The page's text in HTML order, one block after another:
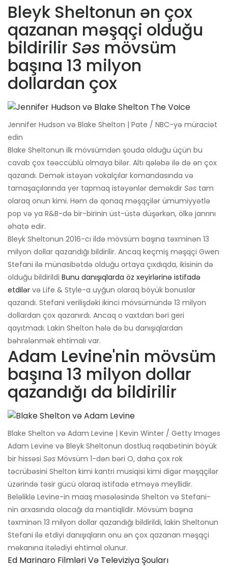
Bleyk Sheltonun ən çox
qazanan məşqçi olduğu
bildirilir Səs mövsüm
başına 13 milyon
dollardan çox
Jennifer Hudson və Blake Shelton | Pate / NBC-yə müraciət
edin
Blake Sheltonun ilk mövsümdən şouda olduğu üçün bu
cavab çox təəccüblü olmaya bilər. Altı qələbə ilə də ən çox
qazandı. Demək istəyən vokalçılar komandasında və
tamaşaçılarında yer tapmaq istəyənlər deməkdir Səs tam
olaraq onun kimi. Həm də qonaq məşqçilər ümumiyyətlə
pop və ya R&B-də bir-birinin üst-üstə düşərkən, ölkə janrını
əhatə edir.
Bleyk Sheltonun 2016-cı ildə mövsüm başına təxminən 13
milyon dollar qazandığı bildirilir. Ancaq keçmiş məşqçi Gwen
Stefani ilə münasibətdə olduğu ortaya çıxdıqda, ikisinin də
olduğu bildirildi Bunu danışıqlarda öz xeyirlərinə istifadə
etdilər və Life & Style-a uyğun olaraq böyük bonuslar
qazandı. Stefani verilişdəki ikinci mövsümündə 13 milyon
dollardan çox qazanırdı. Ancaq o vaxtdan bəri geri
qayıtmadı. Lakin Shelton hələ də bu danışıqlardan
bəhrələnmək ehtimalı var.
Adam Levine'nin mövsüm
başına 13 milyon dollar
qazandığı da bildirilir
Blake Shelton və Adam Levine | Kevin Winter / Getty Images
Adam Levine və Bleyk Sheltonun dostluq rəqabətinin böyük
bir hissəsi Səs Mövsüm 1-dən bəri O, daha çox rok
təcrübəsini Shelton kimi kantri musiqisi kimi digər məşqçilər
üzərində təsir gücü olaraq istifadə etməyə meyllidir.
Beləliklə Levine-in maaş məsələsində Shelton və Stefani-
nin arxasında olacağı da məntiqlidir. Mövsüm başına
təxminən 13 milyon dollar qazandığı bildirildi, lakin Sheltonun
Stefani ilə etdiyi danışıqların onu ən çox qazanan məşqçi
məkanına itələdiyi ehtimal olunur.
Ed Marinaro Filmləri Və Televiziya Şouları